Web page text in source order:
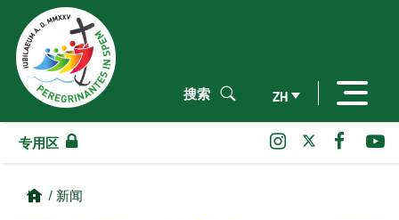
ZH
搜索
专用区
/ 新闻